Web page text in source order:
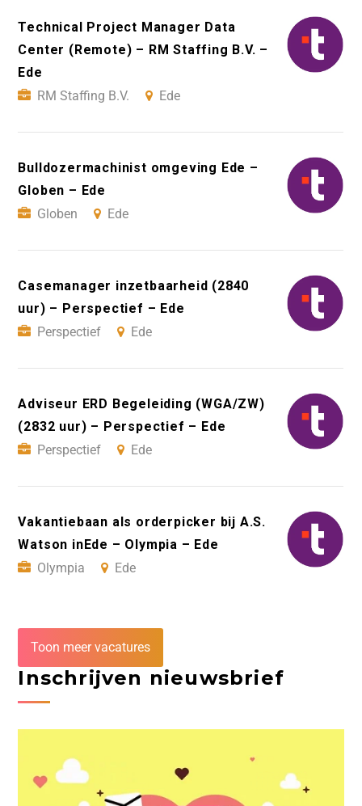
Technical Project Manager Data
Center (Remote) – RM Staffing B.V. –
Ede
RM Staffing B.V.
Ede
Bulldozermachinist omgeving Ede –
Globen – Ede
Globen
Ede
Casemanager inzetbaarheid (2840
uur) – Perspectief – Ede
Perspectief
Ede
Adviseur ERD Begeleiding (WGA/ZW)
(2832 uur) – Perspectief – Ede
Perspectief
Ede
Vakantiebaan als orderpicker bij A.S.
Watson inEde – Olympia – Ede
Olympia
Ede
Toon meer vacatures
Inschrijven nieuwsbrief